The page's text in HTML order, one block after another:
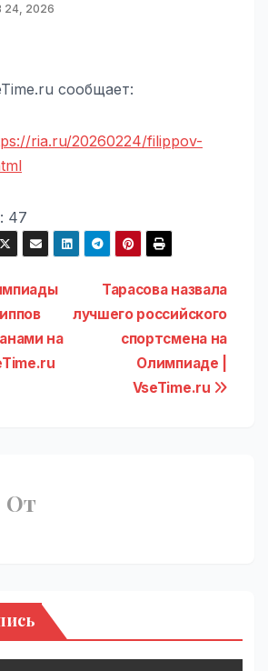
24, 2026
сообщает:
ria.ru/20260224/filippov-
47
Тарасова назвала
лучшего российского
спортсмена на
Олимпиаде |
VseTime.ru
на
От